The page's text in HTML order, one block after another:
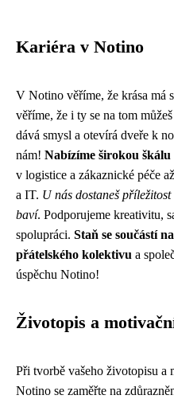
Kariéra v Notino
V Notino věříme, že krása má
věříme, že i ty se na tom
dává smysl a otevírá dveře k
nám! Nabízíme širokou
v logistice a zákaznické péče
a IT. U nás dostaneš
baví. Podporujeme kreativitu,
spolupráci. Staň se součástí
přátelského kolektivu a
úspěchu Notino!
Životopis a
Při tvorbě vašeho životopisu
Notino se zaměřte na